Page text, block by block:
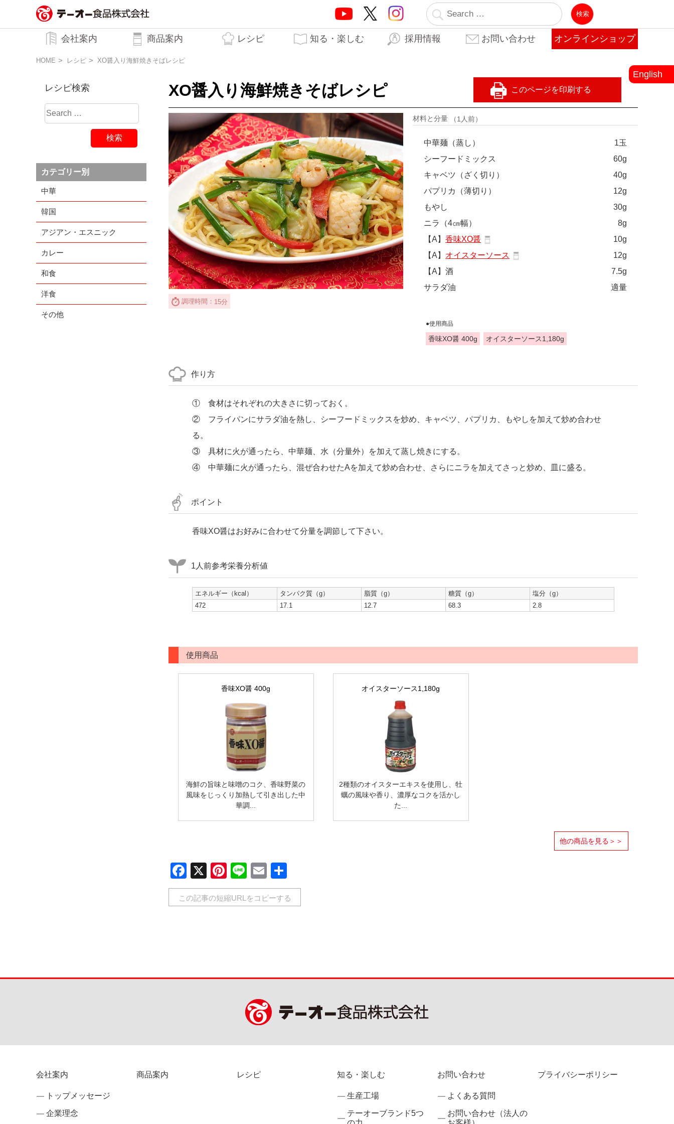
業
務用調味料・香辛料メーカーのテーオ
ー食品株式会社
会社案内 商品案内 レシピ 知る・楽しむ 採用情報 お問い合わせ オンラインショップ
English
HOME レシピ XO醤入り海鮮焼きそばレシピ
レシピ検索
カテゴリー別
中華
韓国
アジアン・エスニック
カレー
和食
洋食
その他
XO醤入り海鮮焼きそばレシピ
調理時間： 15分
材料と分量 （1人前）
中華麺（蒸し）
1玉
シーフードミックス
60g
キャベツ（ざく切り）
40g
パプリカ（薄切り）
12g
もやし
30g
ニラ（4㎝幅）
8g
【A】香味XO醤
10g
【A】 オイスターソース
12g
【A】酒
7.5g
サラダ油
適量
●使用商品
香味XO醤 400g オイスターソース1,180g
作り方
① 食材はそれぞれの大きさに切っておく。
② フライパンにサラダ油を熱し、シーフードミックスを炒め、キャベツ、パプリカ、もやしを加えて炒め合わせ
る。
③ 具材に火が通ったら、中華麺、水（分量外）を加えて蒸し焼きにする。
④ 中華麺に火が通ったら、混ぜ合わせたAを加えて炒め合わせ、さらにニラを加えてさっと炒め、皿に盛る。
ポイント
香味XO醤はお好みに合わせて分量を調節して下さい。
1人前参考栄養分析値
エネルギー（kcal） タンパク質（g） 脂質（g） 糖質（g）
塩分（g）
472
17.1 12.7 68.3 2.8
使用商品
香味XO醤 400g
海鮮の旨味と味噌のコク、香味野菜の
風味をじっくり加熱して引き出した中
華調...
オイスターソース1,180g
2種類のオイスターエキスを使用し、牡
蠣の風味や香り、濃厚なコクを活かし
た...
他の商品を見る＞＞
Facebook
X Pinterest
LineEmail
有
この記事の短縮URLをコピーする
会社案内
トップメッセージ
企業理念
商品案内 レシピ 知る・楽しむ
生産工場
テーオーブランド5つ
お問い合わせ
よくある質問
お問い合わせ（法人の
プライバシーポリシー